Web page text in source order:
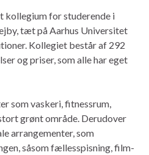
kollegium for studerende i
tæt på Aarhus Universitet
Kollegiet består af 292
og priser, som alle har eget
som vaskeri, fitnessrum,
grønt område. Derudover
arrangementer, som
såsom fællesspisning, film-